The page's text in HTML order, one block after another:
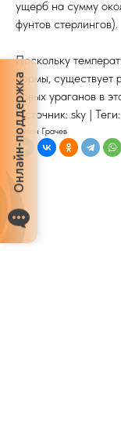
ущерб на сумму
фунтов стерлингов).
Поскольку
нормы, существует
новых ураганов в
Источник: sky |
Антон Грачев
Онлайн-поддержка